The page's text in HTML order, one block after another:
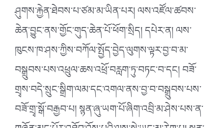
ཤུགས་རྐྱེན་ཐེབས་པ་ཙམ་མ་ཡིན་པར། ལས་འཛོལ་ཚབས་
ཆེན་བྱུང་ནས་གྱོང་གུད་ཆེན་པོ་ཕོག་སྲིད། དཔེར་ན། ལས་
ཁུངས་ཁ་ཤས་ཀྱིས་བཀོལ་སྤྱོད་བྱེད་ལུགས་ལྟར་བྱ་བ་མ་
བསྒྲུབས་པས་འཕྲུལ་ཆས་འཕྲོ་བརླག་ཏུ་བཏང་བ་དང། བཟོ་
གྲྭས་བདེ་སྲུང་སྒྲིག་ལམ་དང་འགལ་ནས་བྱ་བ་བསྒྲུབས་པས་
བཟོ་གྲྭ་སྒོ་བརྒྱབ་པ། སྙན་ཞུ་ཡག་པོ་ཞིག་འབྲི་མ་ཤེས་པས་ན་